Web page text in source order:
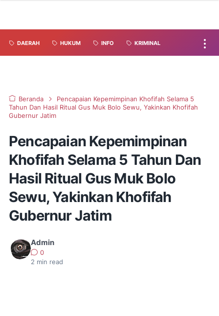
DAERAH HUKUM INFO KRIMINAL
Beranda
Pencapaian Kepemimpinan Khofifah Selama 5
Tahun Dan Hasil Ritual Gus Muk Bolo Sewu, Yakinkan Khofifah
Gubernur Jatim
Pencapaian Kepemimpinan
Khofifah Selama 5 Tahun Dan
Hasil Ritual Gus Muk Bolo
Sewu, Yakinkan Khofifah
Gubernur Jatim
Admin
0
2 min read